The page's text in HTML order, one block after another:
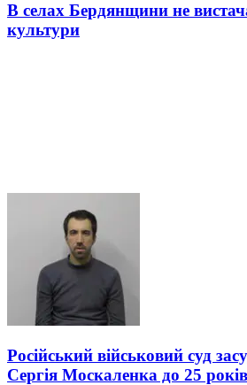
В селах Бердянщини не
культури
Російський військовий суд
Сергія Москаленка до 25 років